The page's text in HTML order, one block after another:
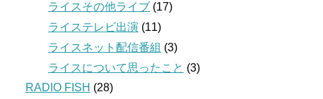
ライスその他ライブ (17)
ライステレビ出演 (11)
ライスネット配信番組 (3)
ライスについて思ったこと (3)
RADIO FISH (28)